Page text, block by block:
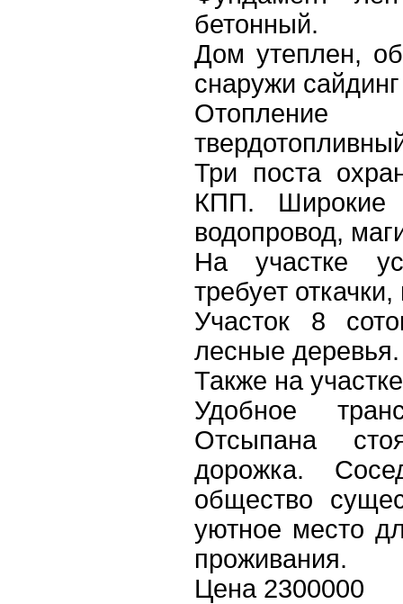
бетонный.
Дом утеплен,
снаружи
Отопление
Три поста
КПП. Широкие
водопровод,
На участке
требует
Участок 8
лесные деревья.
Также на
Удобное
Отсыпана
дорожка.
общество
уютное место
проживания.
Цена 2300000